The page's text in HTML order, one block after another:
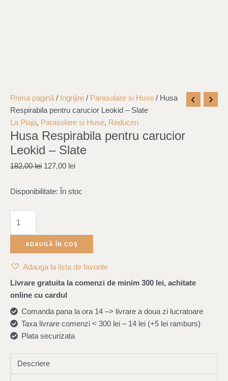
Prima pagină/ Ingrijire / Parasolare si Huse / Husa
Respirabila pentru carucior Leokid – Slate
La Plaja, Parasolare si Huse, Reduceri
Husa Respirabila pentru carucior
Leokid – Slate
182,00lei
Original
price
was:
182,00 lei.
127,00 lei
Current
price
is:
127,00 lei.
Disponibilitate: În stoc
Cantitate
Husa
Respirabila
pentru
carucior
-
ADAUGĂ ÎN COȘ
Adauga la lista de favorite
Livrare gratuita la comenzi de minim 300 lei, achitate
online cu cardul
Comanda pana la ora 14 –> livrare a doua zi lucratoare
Taxa livrare comenzi < 300 lei – 14 lei (+5 lei ramburs)
Plata securizata
Descriere